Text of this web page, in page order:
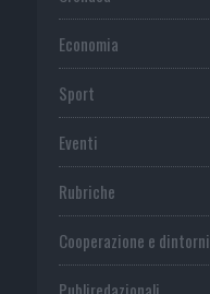
Economia
Sport
Eventi
Rubriche
Cooperazione e dintorni